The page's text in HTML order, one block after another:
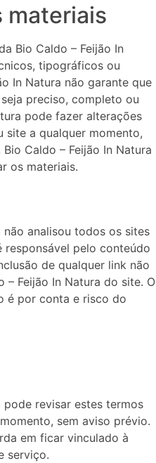
materiais
Bio Caldo – Feijão In
tipográficos ou
In Natura não garante que
preciso, completo ou
pode fazer alterações
site a qualquer momento,
Caldo – Feijão In Natura
os materiais.
não analisou todos os sites
responsável pelo conteúdo
de qualquer link não
– Feijão In Natura do site. O
é por conta e risco do
pode revisar estes termos
sem aviso prévio.
em ficar vinculado à
serviço.